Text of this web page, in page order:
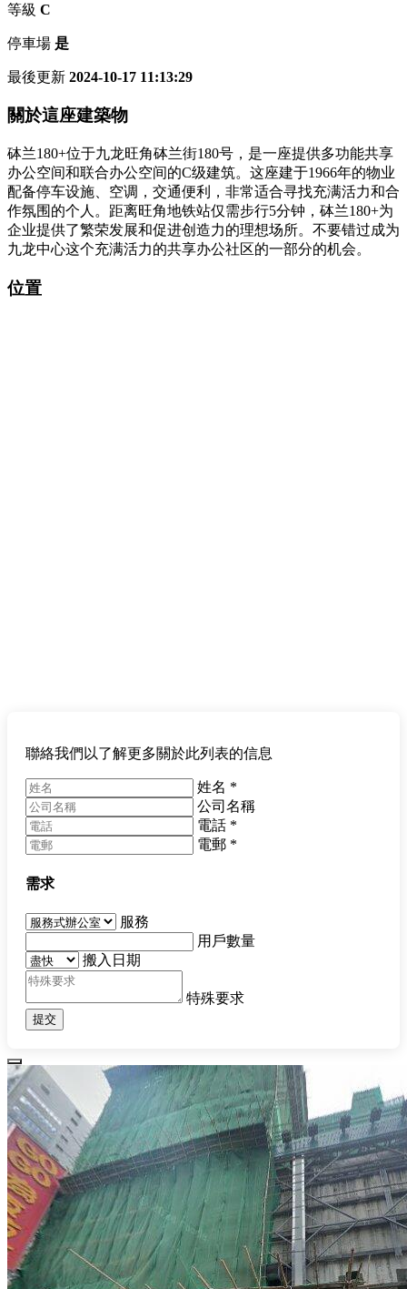
等級 C
停車場 是
最後更新 2024-10-17 11:13:29
關於這座建築物
砵兰180+位于九龙旺角砵兰街180号，是一座提供多功能共享
办公空间和联合办公空间的C级建筑。这座建于1966年的物业
配备停车设施、空调，交通便利，非常适合寻找充满活力和合
作氛围的个人。距离旺角地铁站仅需步行5分钟，砵兰180+为
企业提供了繁荣发展和促进创造力的理想场所。不要错过成为
九龙中心这个充满活力的共享办公社区的一部分的机会。
位置
聯絡我們以了解更多關於此列表的信息
姓名 *
公司名稱
電話 *
電郵 *
需求
服務
用戶數量
搬入日期
特殊要求
提交